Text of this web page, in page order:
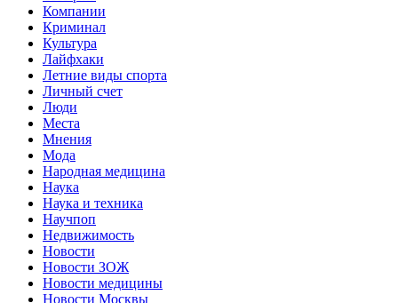
Компании
Криминал
Культура
Лайфхаки
Летние виды спорта
Личный счет
Люди
Места
Мнения
Мода
Народная медицина
Наука
Наука и техника
Научпоп
Недвижимость
Новости
Новости ЗОЖ
Новости медицины
Новости Москвы